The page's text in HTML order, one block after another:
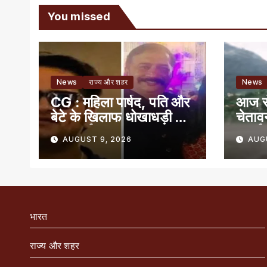
You missed
News राज्य और शहर
CG : महिला पार्षद, पति और
बेटे के खिलाफ धोखाधड़ी की
FIR दर्ज़
AUGUST 9, 2026
News
आज से
भारत
राज्य और शहर